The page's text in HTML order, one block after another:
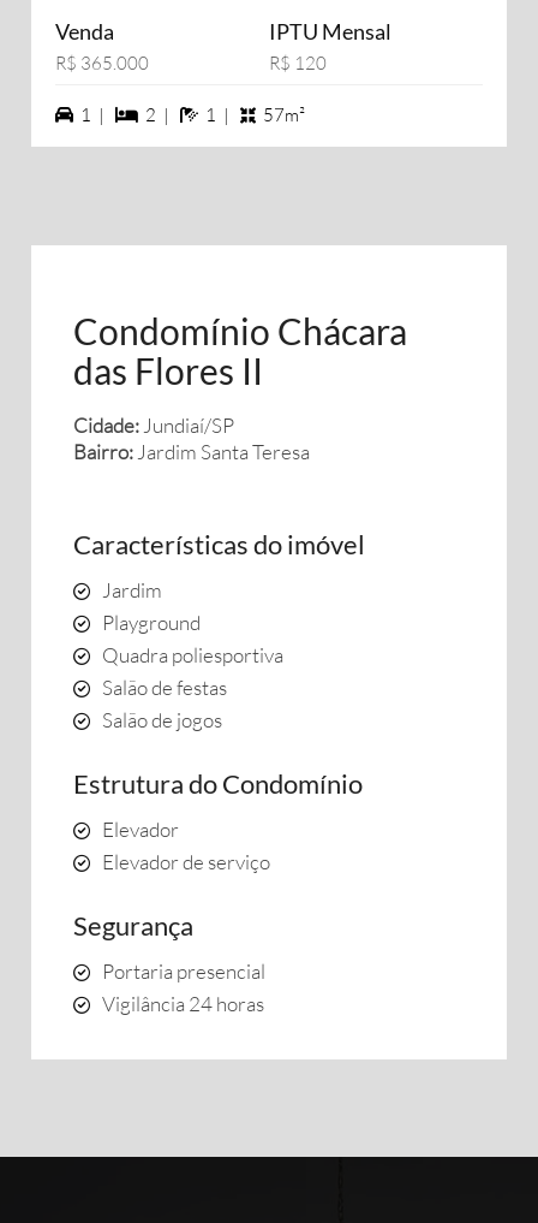
Venda
R$ 365.000
IPTU Mensal
R$ 120
1 vagas na garagem
1 | 2 dormiórios
2 | 1 banheiros
1 | 57m²
Condomínio Chácara
das Flores II
Cidade: Jundiaí/SP
Bairro: Jardim Santa Teresa
Características do imóvel
Jardim
Playground
Quadra poliesportiva
Salão de festas
Salão de jogos
Estrutura do Condomínio
Elevador
Elevador de serviço
Segurança
Portaria presencial
Vigilância 24 horas